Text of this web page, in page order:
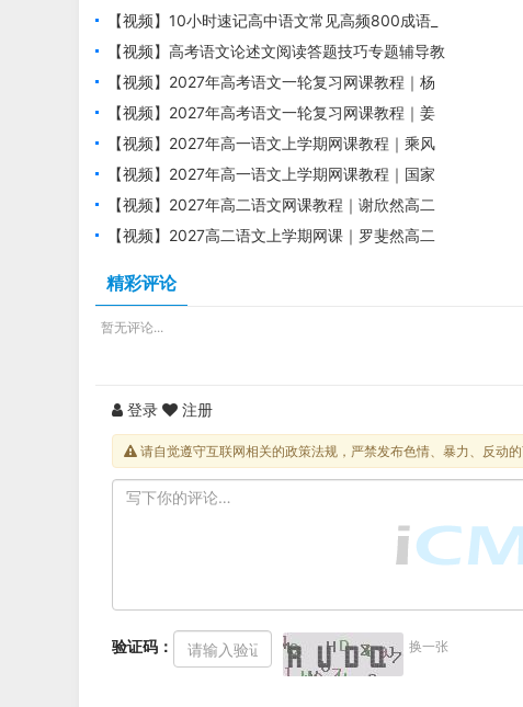
培训课程
【视频】10小时速记高中语文常见高频800成语_
高考语文成语专题课
【视频】高考语文论述文阅读答题技巧专题辅导教
学视频
【视频】2027年高考语文一轮复习网课教程｜杨
洋高三语文上学期暑假班视频教程
【视频】2027年高考语文一轮复习网课教程｜姜
博杨高三语文上学期暑假班视频教程
【视频】2027年高一语文上学期网课教程｜乘风
高一语文暑假班视频教程
【视频】2027年高一语文上学期网课教程｜国家
玮高一语文暑假班视频教程
【视频】2027年高二语文网课教程｜谢欣然高二
语文上学期暑假班视频教程
【视频】2027高二语文上学期网课｜罗斐然高二
精彩评论
暂无评论...
登录 注册
请自觉遵守互联网相关的政策法规，严禁发布色情、暴力、反动的
验证码： 换一张